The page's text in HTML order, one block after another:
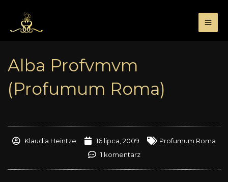
treści
Alba Profvmvm
(Profumum Roma)
Klaudia Heintze 16 lipca, 2009
Profumum Roma
1 komentarz